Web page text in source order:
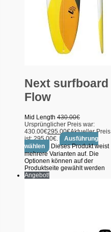
Next surfboard
Flow
Mid Length 430.00€
Ursprünglicher Preis war:
430.00€295.00€Aktueller Preis
ist: 295.00€.
Ausführung
wählen
Dieses Produkt weist
mehrere Varianten auf. Die
Optionen können auf der
Produktseite gewählt werden
Angebot!